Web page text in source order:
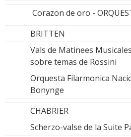
Corazon de oro -
BRITTEN
Vals de Matinees
sobre temas de Rossini
Orquesta Filarmonica
Bonynge
CHABRIER
Scherzo-valse de la Suite